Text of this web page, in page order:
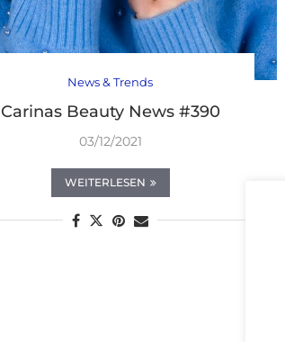
News & Trends
Carinas Beauty News #390
03/12/2021
WEITERLESEN